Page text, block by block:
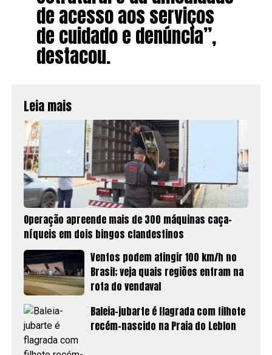
de acesso aos serviços
de cuidado e denúncia”,
destacou.
Leia mais
Operação apreende mais de 300 máquinas caça-
níqueis em dois bingos clandestinos
Ventos podem atingir 100 km/h no
Brasil; veja quais regiões entram na
rota do vendaval
Baleia-jubarte é flagrada com filhote
recém-nascido na Praia do Leblon